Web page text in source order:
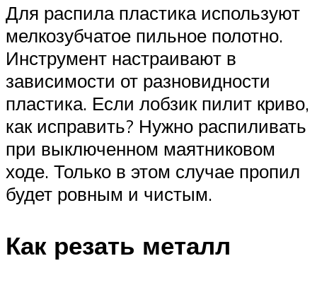
Для распила пластика используют
мелкозубчатое пильное полотно.
Инструмент настраивают в
зависимости от разновидности
пластика. Если лобзик пилит криво,
как исправить? Нужно распиливать
при выключенном маятниковом
ходе. Только в этом случае пропил
будет ровным и чистым.
Как резать металл